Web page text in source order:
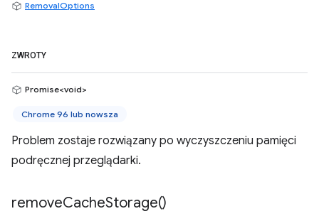
RemovalOptions
ZWROTY
Promise<void>
Chrome 96 lub nowsza
Problem zostaje rozwiązany po wyczyszczeniu pamięci
podręcznej przeglądarki.
removeCacheStorage()